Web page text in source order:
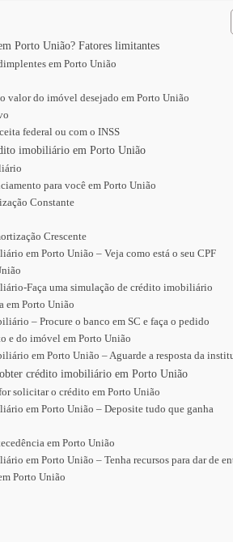
Porto União? Fatores limitantes
em Porto União
valor do imóvel desejado em Porto União
federal ou com o INSS
imobiliário em Porto União
para você em Porto União
Constante
Crescente
em Porto União – Veja como está o seu CPF
Faça uma simulação de crédito imobiliário
em Porto União
– Procure o banco em SC e faça o pedido
e do imóvel em Porto União
em Porto União – Aguarde a resposta da
obter crédito imobiliário em Porto União
solicitar o crédito em Porto União
em Porto União – Deposite tudo que ganha
em Porto União
em Porto União – Tenha recursos para dar de
Porto União